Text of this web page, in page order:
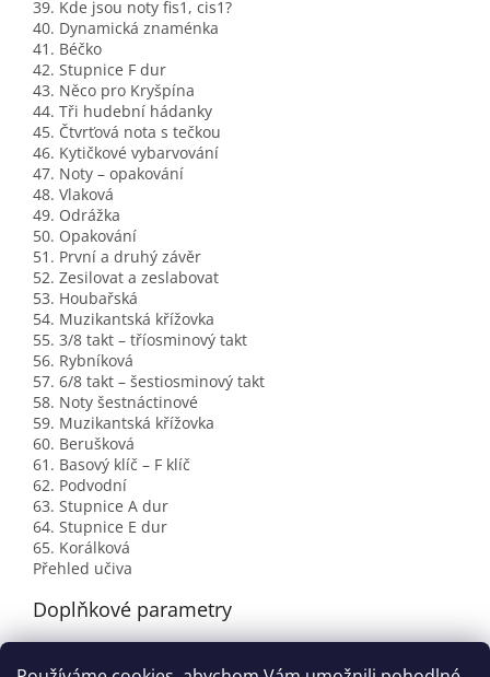
39. Kde jsou noty fis1, cis1?
40. Dynamická znaménka
41. Béčko
42. Stupnice F dur
43. Něco pro Kryšpína
44. Tři hudební hádanky
45. Čtvrťová nota s tečkou
46. Kytičkové vybarvování
47. Noty – opakování
48. Vlaková
49. Odrážka
50. Opakování
51. První a druhý závěr
52. Zesilovat a zeslabovat
53. Houbařská
54. Muzikantská křížovka
55. 3/8 takt – tříosminový takt
56. Rybníková
57. 6/8 takt – šestiosminový takt
58. Noty šestnáctinové
59. Muzikantská křížovka
60. Berušková
61. Basový klíč – F klíč
62. Podvodní
63. Stupnice A dur
64. Stupnice E dur
65. Korálková
Přehled učiva
Doplňkové parametry